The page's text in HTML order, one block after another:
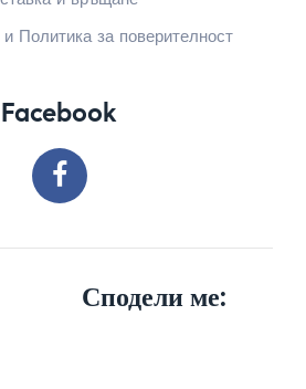
Политика за поверителност
Facebook
Сподели ме: